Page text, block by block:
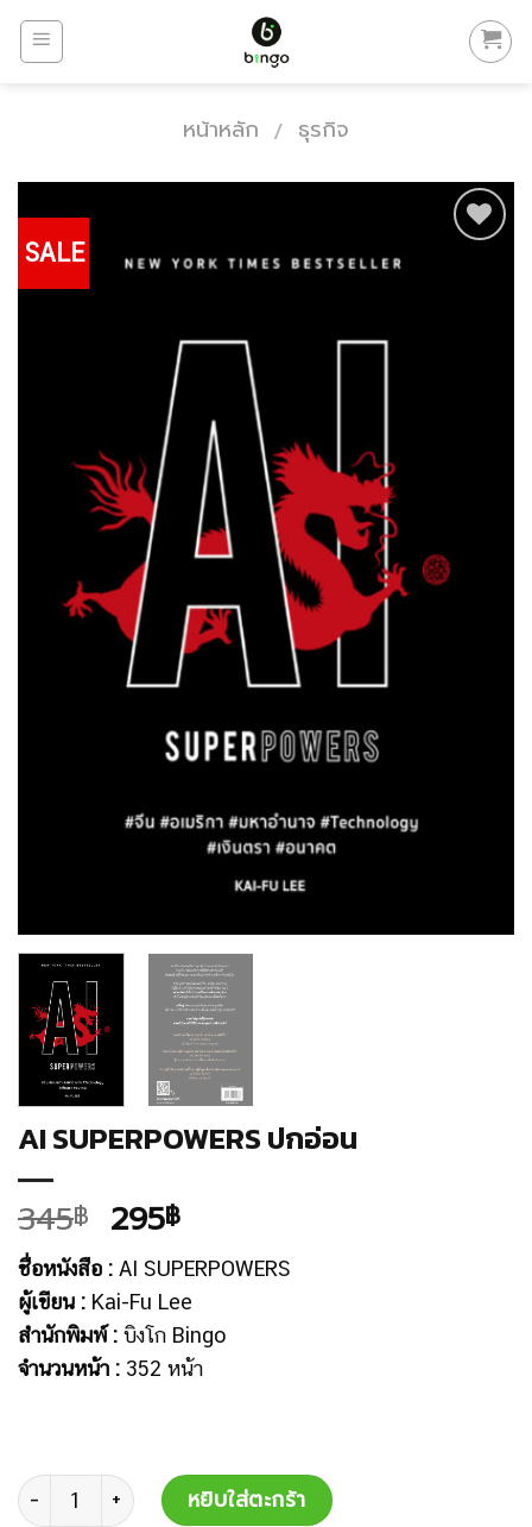
Skip
หน้าหลัก / ธุรกิจ
SALE
AI SUPERPOWERS ปกอ่อน
345฿ 295฿
ชื่อหนังสือ : AI SUPERPOWERS
ผู้เขียน : Kai-Fu Lee
สำนักพิมพ์ : บิงโก Bingo
จำนวนหน้า : 352 หน้า
จำนวน หยิบใส่ตะกร้า